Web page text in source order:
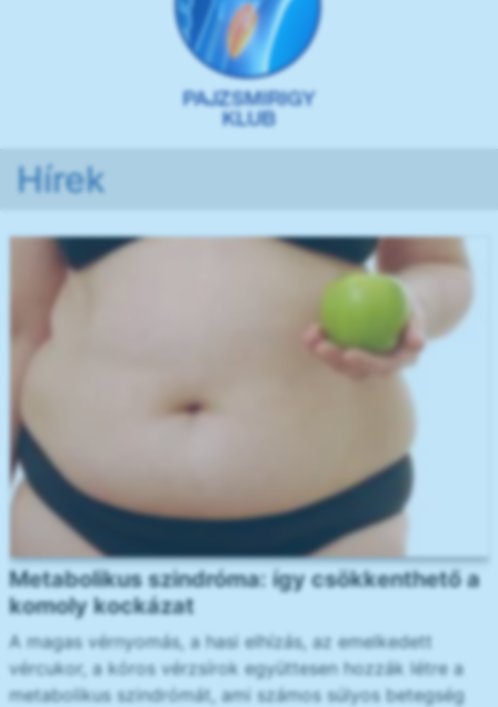
Hírek
Metabolikus szindróma: így csökkenthető a
komoly kockázat
A magas vérnyomás, a hasi elhízás, az emelkedett
vércukor, a kóros vérzsírok együttesen hozzák létre a
metabolikus szindrómát, ami számos súlyos betegség